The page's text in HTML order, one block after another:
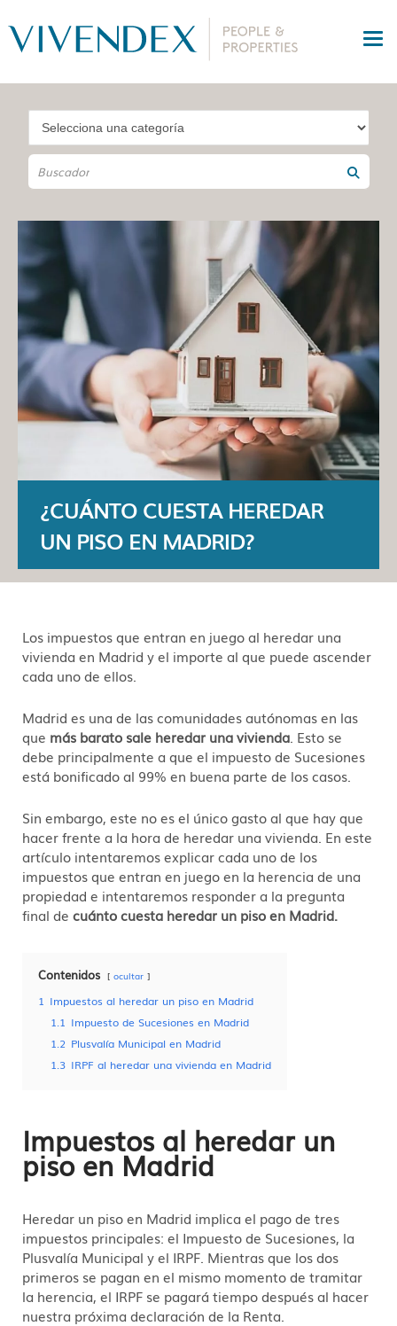
¿CUÁNTO CUESTA HEREDAR
UN PISO EN MADRID?
Los impuestos que entran en juego al heredar una
vivienda en Madrid y el importe al que puede ascender
cada uno de ellos.
Madrid es una de las comunidades autónomas en las
que más barato sale heredar una vivienda . Esto se
debe principalmente a que el impuesto de Sucesiones
está bonificado al 99% en buena parte de los casos.
Sin embargo, este no es el único gasto al que hay que
hacer frente a la hora de heredar una vivienda. En este
artículo intentaremos explicar cada uno de los
impuestos que entran en juego en la herencia de una
propiedad e intentaremos responder a la pregunta
final de cuánto cuesta heredar un piso en Madrid.
Contenidos ocultar
1 Impuestos al heredar un piso en Madrid
1.1 Impuesto de Sucesiones en Madrid
1.2 Plusvalía Municipal en Madrid
1.3 IRPF al heredar una vivienda en Madrid
Impuestos al heredar un
piso en Madrid
Heredar un piso en Madrid implica el pago de tres
impuestos principales: el Impuesto de Sucesiones, la
Plusvalía Municipal y el IRPF. Mientras que los dos
primeros se pagan en el mismo momento de tramitar
la herencia, el IRPF se pagará tiempo después al hacer
nuestra próxima declaración de la Renta.